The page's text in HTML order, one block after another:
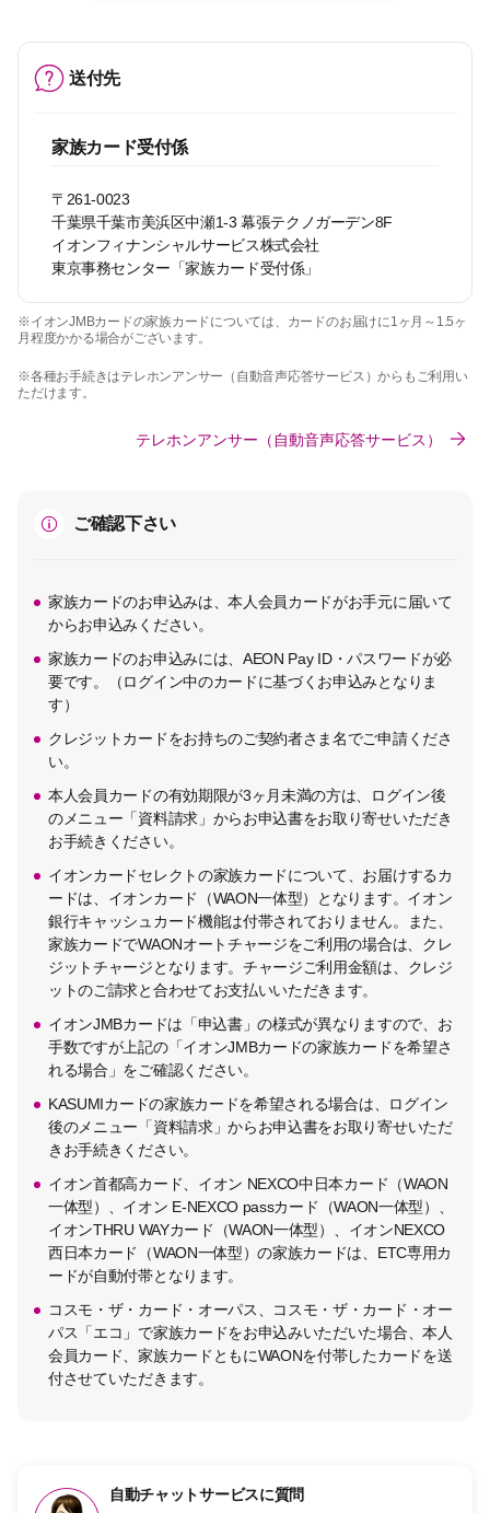
送付先
家族カード受付係
〒261-0023
千葉県千葉市美浜区中瀬1-3 幕張テクノガーデン8F
イオンフィナンシャルサービス株式会社
東京事務センター「家族カード受付係」
※イオンJMBカードの家族カードについては、カードのお届けに1ヶ月～1.5ヶ
月程度かかる場合がございます。
※各種お手続きはテレホンアンサー（自動音声応答サービス）からもご利用い
ただけます。
テレホンアンサー（自動音声応答サービス）
ご確認下さい
家族カードのお申込みは、本人会員カードがお手元に届いて
からお申込みください。
家族カードのお申込みには、AEON Pay ID・パスワードが必
要です。（ログイン中のカードに基づくお申込みとなりま
す）
クレジットカードをお持ちのご契約者さま名でご申請くださ
い。
本人会員カードの有効期限が3ヶ月未満の方は、ログイン後
のメニュー「資料請求」からお申込書をお取り寄せいただき
お手続きください。
イオンカードセレクトの家族カードについて、お届けするカ
ードは、イオンカード（WAON一体型）となります。イオン
銀行キャッシュカード機能は付帯されておりません。また、
家族カードでWAONオートチャージをご利用の場合は、クレ
ジットチャージとなります。チャージご利用金額は、クレジ
ットのご請求と合わせてお支払いいただきます。
イオンJMBカードは「申込書」の様式が異なりますので、お
手数ですが上記の「イオンJMBカードの家族カードを希望さ
れる場合」をご確認ください。
KASUMIカードの家族カードを希望される場合は、ログイン
後のメニュー「資料請求」からお申込書をお取り寄せいただ
きお手続きください。
イオン首都高カード、イオン NEXCO中日本カード（WAON
一体型）、イオン E-NEXCO passカード（WAON一体型）、
イオンTHRU WAYカード（WAON一体型）、イオンNEXCO
西日本カード（WAON一体型）の家族カードは、ETC専用カ
ードが自動付帯となります。
コスモ・ザ・カード・オーパス、コスモ・ザ・カード・オー
パス「エコ」で家族カードをお申込みいただいた場合、本人
会員カード、家族カードともにWAONを付帯したカードを送
付させていただきます。
自動チャットサービスに質問